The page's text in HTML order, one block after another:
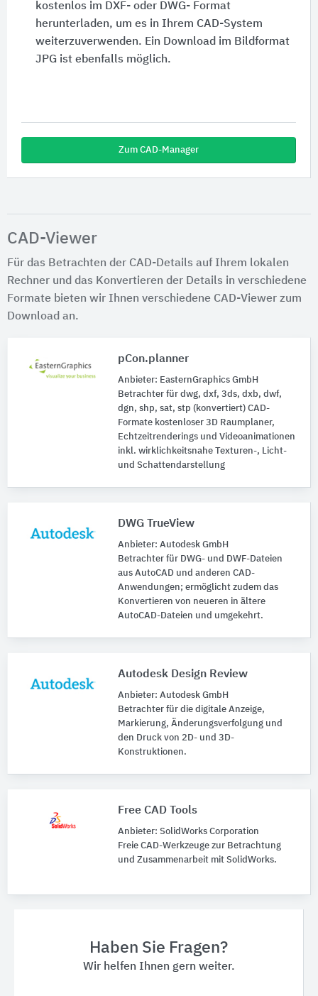
Haben Sie Fragen?
Wir helfen Ihnen gern weiter.
kostenlos im DXF- oder DWG- Format
herunterladen, um es in Ihrem CAD-System
weiterzuverwenden. Ein Download im Bildformat
JPG ist ebenfalls möglich.
Zum CAD-Manager
CAD-Viewer
Für das Betrachten der CAD-Details auf Ihrem lokalen
Rechner und das Konvertieren der Details in verschiedene
Formate bieten wir Ihnen verschiedene CAD-Viewer zum
Download an.
pCon.planner
Anbieter: EasternGraphics GmbH
Betrachter für dwg, dxf, 3ds, dxb, dwf,
dgn, shp, sat, stp (konvertiert) CAD-
Formate kostenloser 3D Raumplaner,
Echtzeitrenderings und Videoanimationen
inkl. wirklichkeitsnahe Texturen-, Licht-
und Schattendarstellung
DWG TrueView
Anbieter: Autodesk GmbH
Betrachter für DWG- und DWF-Dateien
aus AutoCAD und anderen CAD-
Anwendungen; ermöglicht zudem das
Konvertieren von neueren in ältere
AutoCAD-Dateien und umgekehrt.
Autodesk Design Review
Anbieter: Autodesk GmbH
Betrachter für die digitale Anzeige,
Markierung, Änderungsverfolgung und
den Druck von 2D- und 3D-
Konstruktionen.
Free CAD Tools
Anbieter: SolidWorks Corporation
Freie CAD-Werkzeuge zur Betrachtung
und Zusammenarbeit mit SolidWorks.